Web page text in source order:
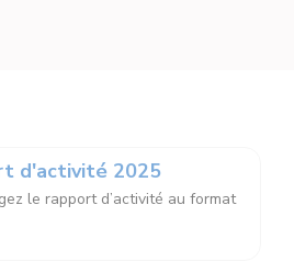
d'activité 2025
le rapport d’activité au format